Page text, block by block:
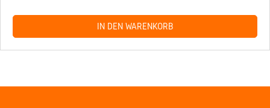
IN DEN WARENKORB